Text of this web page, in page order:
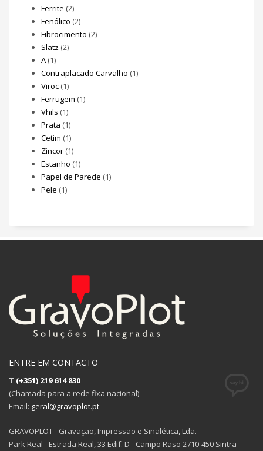
Ferrite (2)
Fenólico (2)
Fibrocimento (2)
Slatz (2)
A (1)
Contraplacado Carvalho (1)
Viroc (1)
Ferrugem (1)
Vhils (1)
Prata (1)
Cetim (1)
Zincor (1)
Estanho (1)
Papel de Parede (1)
Pele (1)
ENTRE EM CONTACTO
T (+351) 219 614 830
(Chamada para a rede fixa nacional)
Email: geral@gravoplot.pt
GRAVOPLOT - Gravação, Impressão e Sinalética, Lda.
Park Real - Estrada Real, 33 Edif. D - Campo Raso 2710-450 Sintra